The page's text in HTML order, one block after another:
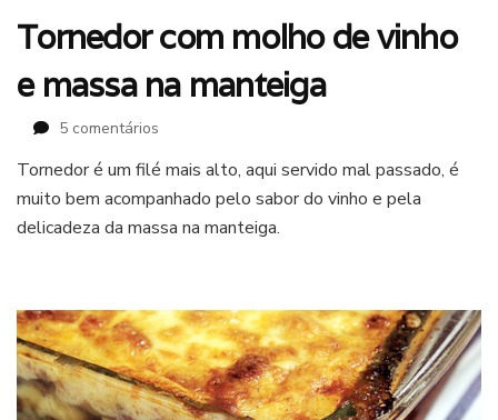
Tornedor com molho de vinho
e massa na manteiga
5 comentários
com
molho
de
na
manteiga
Tornedor é um filé mais alto, aqui servido mal passado, é
muito bem acompanhado pelo sabor do vinho e pela
delicadeza da massa na manteiga.